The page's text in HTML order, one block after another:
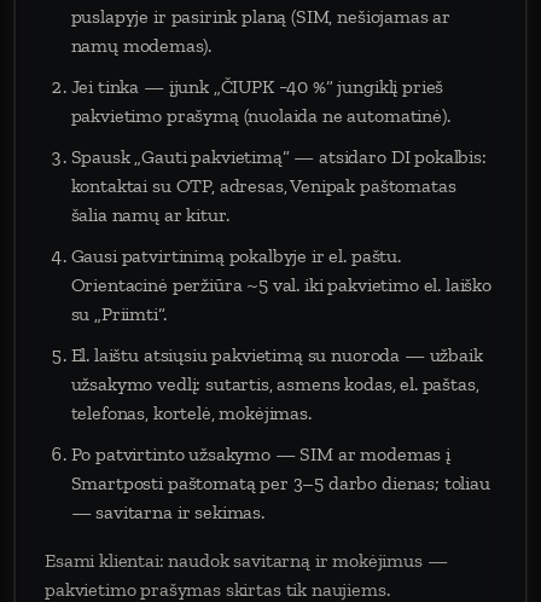
puslapyje ir pasirink planą (SIM, nešiojamas ar
namų modemas).
Jei tinka — įjunk „ČIUPK −40 %“ jungiklį prieš
pakvietimo prašymą (nuolaida ne automatinė).
Spausk „Gauti pakvietimą“ — atsidaro DI pokalbis:
kontaktai su OTP, adresas, Venipak paštomatas
šalia namų ar kitur.
Gausi patvirtinimą pokalbyje ir el. paštu.
Orientacinė peržiūra ~5 val. iki pakvietimo el. laiško
su „Priimti“.
El. laištu atsiųsiu pakvietimą su nuoroda — užbaik
užsakymo vedlį: sutartis, asmens kodas, el. paštas,
telefonas, kortelė, mokėjimas.
Po patvirtinto užsakymo — SIM ar modemas į
Smartposti paštomatą per 3–5 darbo dienas; toliau
— savitarna ir sekimas.
Esami klientai: naudok savitarną ir mokėjimus —
pakvietimo prašymas skirtas tik naujiems.